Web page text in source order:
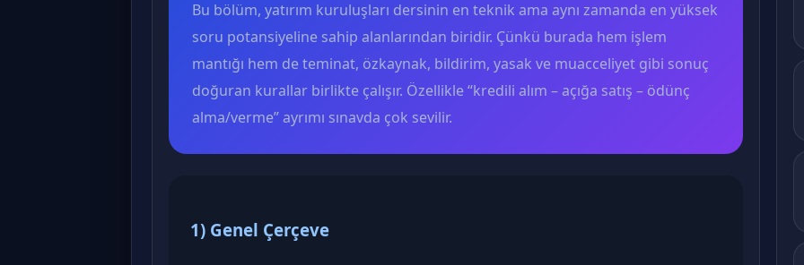
Bu bölüm, yatırım kuruluşları dersinin en teknik ama aynı zamanda en yüksek
soru potansiyeline sahip alanlarından biridir. Çünkü burada hem işlem
mantığı hem de teminat, özkaynak, bildirim, yasak ve muacceliyet gibi sonuç
doğuran kurallar birlikte çalışır. Özellikle “kredili alım – açığa satış – ödünç
alma/verme” ayrımı sınavda çok sevilir.
1) Genel Çerçeve